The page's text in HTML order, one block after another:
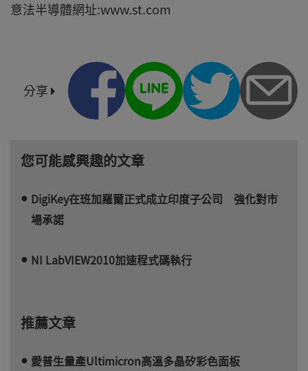
意法半導體網址:www.st.com
分享
您可能感興趣的文章
DigiKey在班加羅爾正式成立印度子公司 強化對市
場承諾
NI LabVIEW2010加速程式碼執行
推薦文章
愛普生量產Ultimicron高溫多晶矽彩色面板